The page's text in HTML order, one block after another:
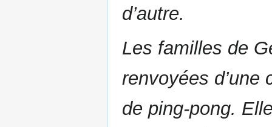
d’autre.
Les familles de
renvoyées d’une
de ping-pong.